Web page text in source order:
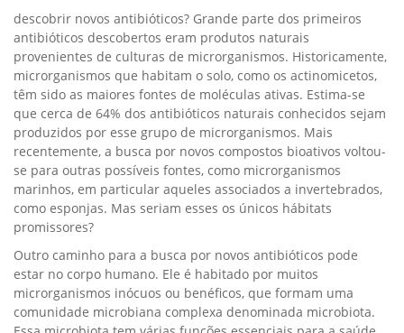
descobrir novos antibióticos? Grande parte dos primeiros
antibióticos descobertos eram produtos naturais
provenientes de culturas de microrganismos. Historicamente,
microrganismos que habitam o solo, como os actinomicetos,
têm sido as maiores fontes de moléculas ativas. Estima-se
que cerca de 64% dos antibióticos naturais conhecidos sejam
produzidos por esse grupo de microrganismos. Mais
recentemente, a busca por novos compostos bioativos voltou-
se para outras possíveis fontes, como microrganismos
marinhos, em particular aqueles associados a invertebrados,
como esponjas. Mas seriam esses os únicos hábitats
promissores?
Outro caminho para a busca por novos antibióticos pode
estar no corpo humano. Ele é habitado por muitos
microrganismos inócuos ou benéficos, que formam uma
comunidade microbiana complexa denominada microbiota.